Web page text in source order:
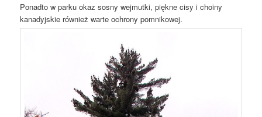
Ponadto w parku okaz sosny wejmutki, piękne cisy i choiny
kanadyjskie również warte ochrony pomnikowej.